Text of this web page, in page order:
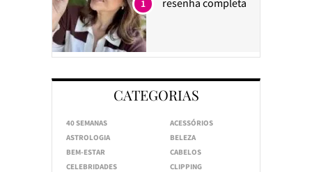
resenha completa
1
CATEGORIAS
40 SEMANAS
ACESSÓRIOS
ASTROLOGIA
BELEZA
BEM-ESTAR
CABELOS
CELEBRIDADES
CLIPPING